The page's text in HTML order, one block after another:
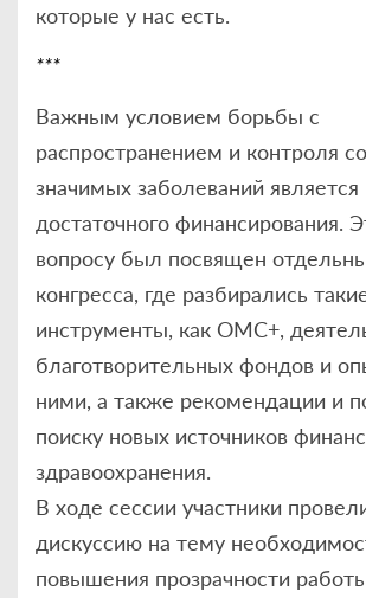
которые у нас есть.
***
Важным условием борьбы с
распространением и контроля
значимых заболеваний
достаточного финансирования.
вопросу был посвящен
конгресса, где разбирались
инструменты, как ОМС+,
благотворительных фондов и
ними, а также рекомендации и
поиску новых источников
здравоохранения.
В ходе сессии участники
дискуссию на тему
повышения прозрачности